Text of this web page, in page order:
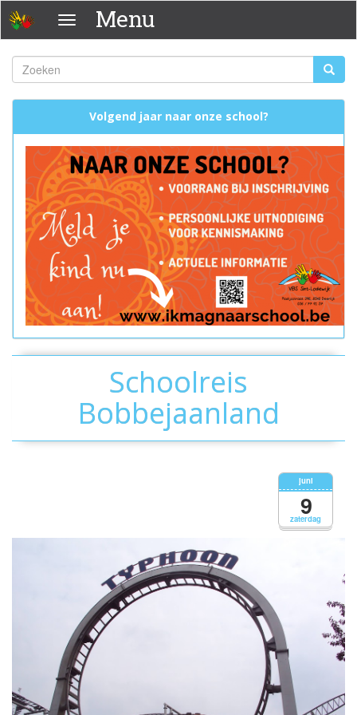
Overslaan
en
naar
de
inhoud
gaan
Menu Menu
Zoekveld
Zoeken
Volgend jaar naar onze school?
Schoolreis
Bobbejaanland
zaterdag
juni
9